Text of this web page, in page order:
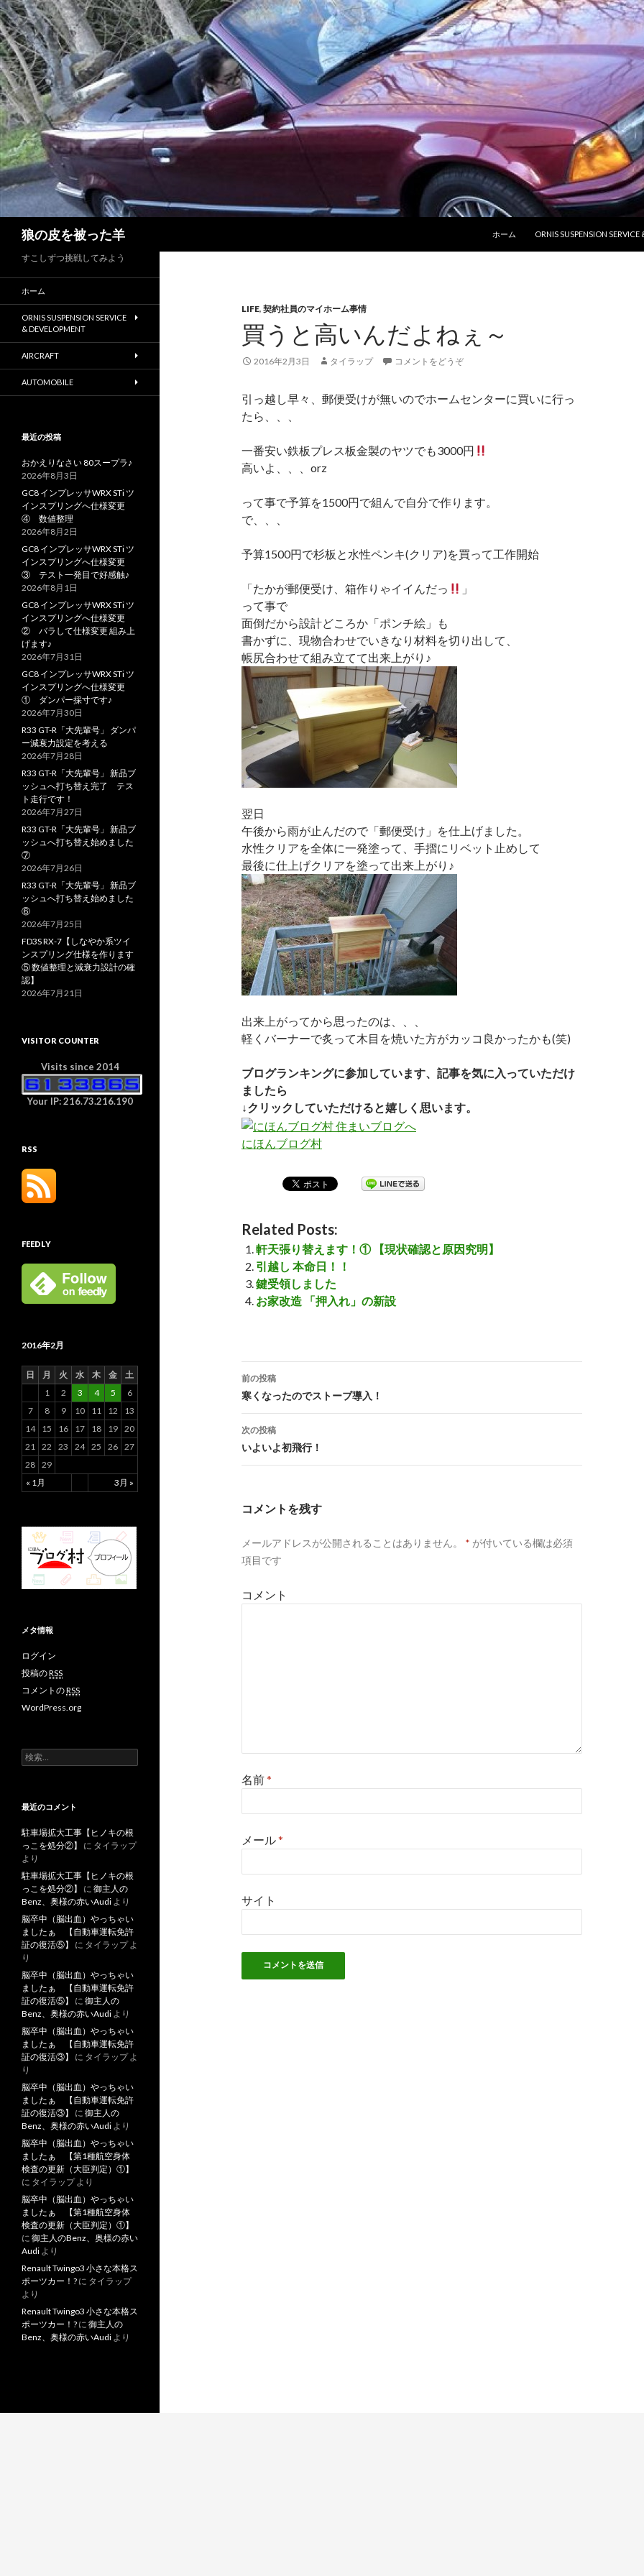
狼の皮を被った羊
ホーム
ORNIS SUSPENSION
LIFE, 契約社員のマイホーム事情
買うと高いんだよねぇ～
2016年2月3日 タイラップ コメントをどうぞ
引っ越し早々、郵便受けが無いのでホームセンターに買いに行っ
たら、、、
一番安い鉄板プレス板金製のヤツでも3000円
高いよ、、、orz
って事で予算を1500円で組んで自分で作ります。
で、、、
予算1500円で杉板と水性ペンキ(クリア)を買って工作開始
「たかが郵便受け、箱作りゃイイんだっ
」
って事で
面倒だから設計どころか「ポンチ絵」も
書かずに、現物合わせでいきなり材料を切り出して、
帳尻合わせて組み立てて出来上がり♪
翌日
午後から雨が止んだので「郵便受け」を仕上げました。
水性クリアを全体に一発塗って、手摺にリベット止めして
最後に仕上げクリアを塗って出来上がり♪
出来上がってから思ったのは、、、
軽くバーナーで炙って木目を焼いた方がカッコ良かったかも(笑)
ブログランキングに参加しています、記事を気に入っていただけ
ましたら
↓クリックしていただけると嬉しく思います。
にほんブログ村
Related Posts:
軒天張り替えます！① 【現状確認と原因究明】
引越し 本命日！！
鍵受領しました
お家改造 「押入れ」の新設
投
稿
ナ
ゲ
シ
ン
前の投稿
寒くなったのでストーブ導入！
次の投稿
いよいよ初飛行！
コメントを残す
メールアドレスが公開されることはありません。 * が付いている欄は必須
項目です
コメント
名前*
メール*
サイト
すこしずつ挑戦してみよう
ホーム
ORNIS SUSPENSION SERVICE
& DEVELOPMENT
AIRCRAFT
AUTOMOBILE
最近の投稿
おかえりなさい 80スープラ♪
2026年8月3日
GC8 インプレッサWRX STi ツ
インスプリングへ仕様変更
④ 数値整理
2026年8月2日
GC8 インプレッサWRX STi ツ
インスプリングへ仕様変更
③ テスト一発目で好感触♪
2026年8月1日
GC8 インプレッサWRX STi ツ
インスプリングへ仕様変更
② バラして仕様変更 組み上
げます♪
2026年7月31日
GC8 インプレッサWRX STi ツ
インスプリングへ仕様変更
① ダンパー採寸です♪
2026年7月30日
R33 GT-R「大先輩号」 ダンパ
ー減衰力設定を考える
2026年7月28日
R33 GT-R「大先輩号」 新品ブ
ッシュへ打ち替え完了 テス
ト走行です！
2026年7月27日
R33 GT-R「大先輩号」 新品ブ
ッシュへ打ち替え始めました
⑦
2026年7月26日
R33 GT-R「大先輩号」 新品ブ
ッシュへ打ち替え始めました
⑥
2026年7月25日
FD3S RX-7【しなやか系ツイ
ンスプリング仕様を作ります
⑤ 数値整理と減衰力設計の確
認】
2026年7月21日
VISITOR COUNTER
Visits since 2014
Your IP: 216.73.216.190
RSS
FEEDLY
2016年2月
日 月 火 水 木 金 土
« 1月 3月 »
1 2 3 4 5
6
7
8 9 10 11 12
13
14
15 16 17 18 19 20
21 22 23 24 25 26 27
28 29
メタ情報
ログイン
投稿のRSS
コメントのRSS
WordPress.org
検
索
最近のコメント
駐車場拡大工事【ヒノキの根
っこを処分②】
に タイラップ
より
駐車場拡大工事【ヒノキの根
っこを処分②】
に 御主人の
Benz、奥様の赤いAudi より
脳卒中（脳出血）やっちゃい
ましたぁ 【自動車運転免許
証の復活⑤】
に タイラップよ
り
脳卒中（脳出血）やっちゃい
ましたぁ 【自動車運転免許
証の復活⑤】
に 御主人の
Benz、奥様の赤いAudi より
脳卒中（脳出血）やっちゃい
ましたぁ 【自動車運転免許
証の復活③】
に タイラップよ
り
脳卒中（脳出血）やっちゃい
ましたぁ 【自動車運転免許
証の復活③】
に 御主人の
Benz、奥様の赤いAudi より
脳卒中（脳出血）やっちゃい
ましたぁ 【第1種航空身体
検査の更新（大臣判定）①】
に タイラップより
脳卒中（脳出血）やっちゃい
ましたぁ 【第1種航空身体
検査の更新（大臣判定）①】
に 御主人のBenz、奥様の赤い
Audi より
Renault Twingo3 小さな本格ス
ポーツカー！? に タイラップ
より
Renault Twingo3 小さな本格ス
ポーツカー！? に 御主人の
Benz、奥様の赤いAudi より